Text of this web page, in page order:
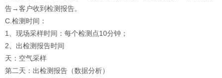
告→客户收到检测报告。
C.检测时间：
1、现场采样时间：每个检测点10分钟；
2、出检测报告时间
天：空气采样
第二天：出检测报告（数据分析）